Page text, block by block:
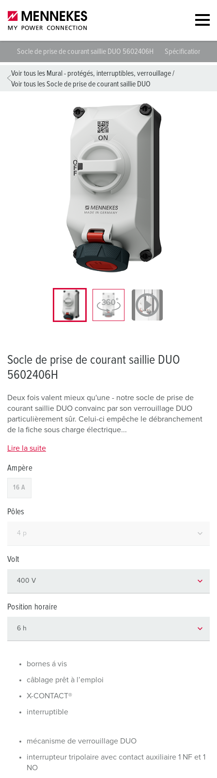
Socle de prise de courant saillie DUO 5602406H Spécifications
Voir tous les Mural - protégés, interruptibles, verrouillage/
Voir tous les Socle de prise de courant saillie DUO
Socle de prise de courant saillie DUO
5602406H
Deux fois valent mieux qu'une - notre socle de prise de
courant saillie DUO convainc par son verrouillage DUO
particulièrement sûr. Celui-ci empêche le débranchement
de la fiche sous charge électrique...
Lire la suite
Ampère
16 A
Pôles
Volt
Position horaire
bornes á vis
câblage prêt à l’emploi
X-CONTACT®
interruptible
mécanisme de verrouillage DUO
interrupteur tripolaire avec contact auxiliaire 1 NF et 1
NO